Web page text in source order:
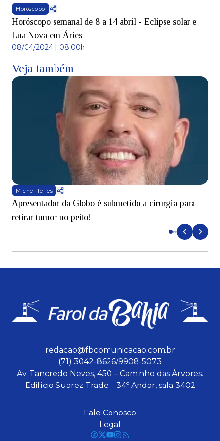
Horóscopo
Horóscopo semanal de 8 a 14 abril - Eclipse solar e
Lua Nova em Áries
08/04/2024 | 08:00h
Veja também
Michel Telles
Apresentador da Globo é submetido a cirurgia para
retirar tumor no peito!
redacao@fbcomunicacao.com.br
(71) 3042-8626/9908-5073
Av. Tancredo Neves, 450 – Caminho das Árvores.
Edifício Suarez Trade – 34º Andar, sala 3402
Fale Conosco
Legal